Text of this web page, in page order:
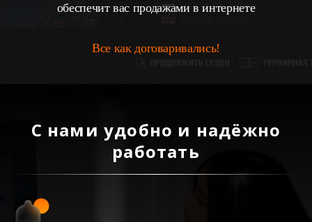
обеспечит вас продажами в интернете
Все как договаривались!
С нами удобно и надёжно
работать